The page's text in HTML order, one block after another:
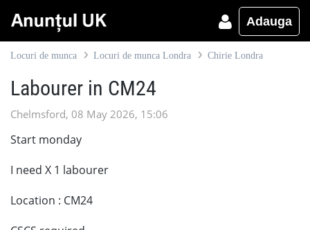
Adauga
Locuri de munca Locuri de munca Londra Chirie Londra
Labourer in CM24
Chelmsford, 08 May 2026, 15:06
Start monday
I need X 1 labourer
Location : CM24